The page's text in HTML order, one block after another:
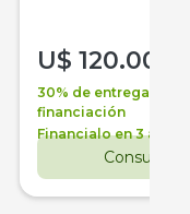
U$ 120.000
30% de entrega +
financiación
Financialo en 3 años
Consultar